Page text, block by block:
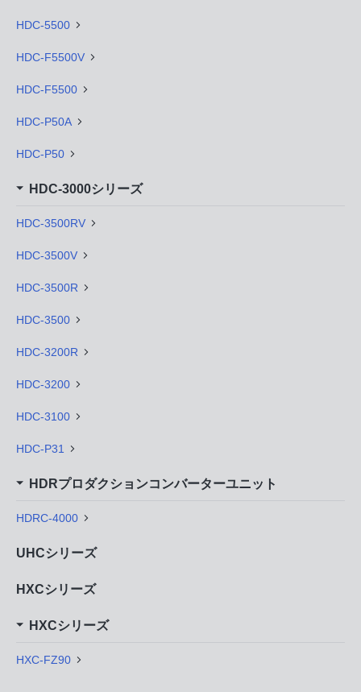
HDC-5500
HDC-F5500V
HDC-F5500
HDC-P50A
HDC-P50
HDC-3000シリーズ
HDC-3500RV
HDC-3500V
HDC-3500R
HDC-3500
HDC-3200R
HDC-3200
HDC-3100
HDC-P31
HDRプロダクションコンバーターユニット
HDRC-4000
UHCシリーズ
HXCシリーズ
HXCシリーズ
HXC-FZ90